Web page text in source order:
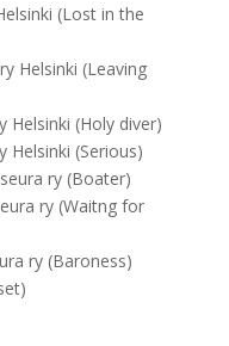
(Lost in the
Helsinki (Leaving
Helsinki (Holy diver)
Helsinki (Serious)
ry (Boater)
ry (Waitng for
ry (Baroness)